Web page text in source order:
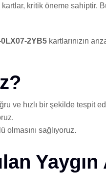
kartlar, kritik öneme sahiptir.
2YB5 kartlarınızın
ve hızlı bir şekilde tespit
olmasını sağlıyoruz.
Yaygın